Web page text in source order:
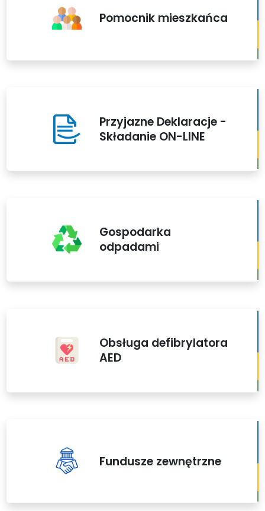
Pomocnik mieszkańca
Przyjazne Deklaracje -
Składanie ON-LINE
Gospodarka
odpadami
Obsługa defibrylatora
AED
Fundusze zewnętrzne